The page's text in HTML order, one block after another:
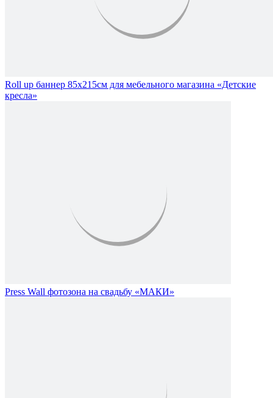
Roll up баннер 85х215см для мебельного магазина «Детские
кресла»
Press Wall фотозона на свадьбу «МАКИ»